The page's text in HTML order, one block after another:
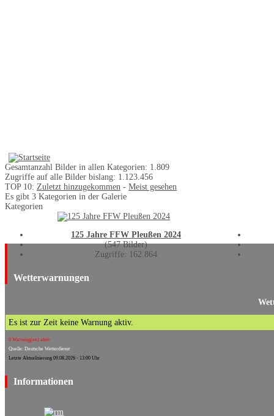
Gesamtanzahl Bilder in allen Kategorien: 1.809
Zugriffe auf alle Bilder bislang: 1.123.456
TOP 10: Zuletzt hinzugekommen - Meist gesehen
Es gibt 3 Kategorien in der Galerie
Kategorien
125 Jahre FFW Pleußen 2024
(547 Bilder)
Zugriffe: 162.864
Wetterwarnungen
Es ist zur Zeit keine Warnung aktiv.
0 Warnung(en) aktiv
Quelle: Deutsche Wetterdienst
Letzte Aktualisierung 09.08.2026 - 13:00 Uhr
Informationen